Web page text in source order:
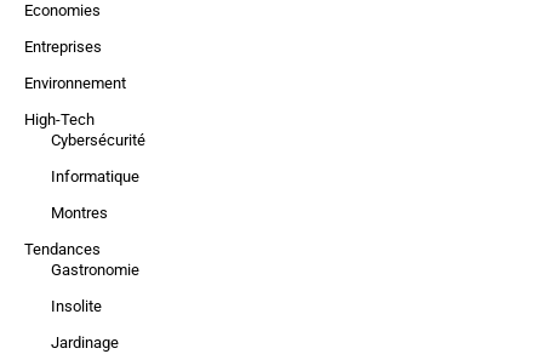
Economies
Entreprises
Environnement
High-Tech
Cybersécurité
Informatique
Montres
Tendances
Gastronomie
Insolite
Jardinage